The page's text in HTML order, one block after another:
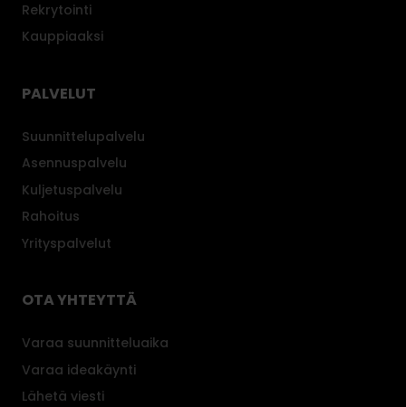
Rekrytointi
Kauppiaaksi
PALVELUT
Suunnittelupalvelu
Asennuspalvelu
Kuljetuspalvelu
Rahoitus
Yrityspalvelut
OTA YHTEYTTÄ
Varaa suunnitteluaika
Varaa ideakäynti
Lähetä viesti